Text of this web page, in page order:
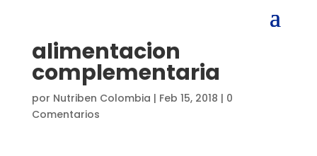
alimentacion
complementaria
por Nutriben Colombia | Feb 15, 2018 | 0
Comentarios